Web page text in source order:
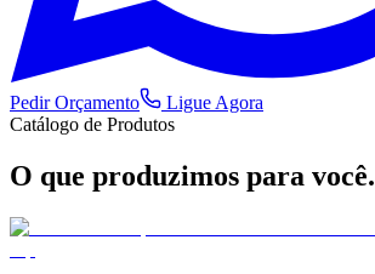
Pedir Orçamento
Ligue Agora
Catálogo de Produtos
O que produzimos para você.